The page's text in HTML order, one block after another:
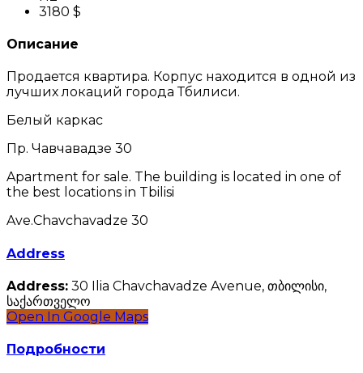
3180 $
Описание
Продается квартира. Корпус находится в одной из
лучших локаций города Тбилиси.
Белый каркас
Пр. Чавчавадзе 30
Apartment for sale. The building is located in one of
the best locations in Tbilisi
Ave.Chavchavadze 30
Address
Address: 30 Ilia Chavchavadze Avenue, თბილისი,
საქართველო
Open In Google Maps
Подробности